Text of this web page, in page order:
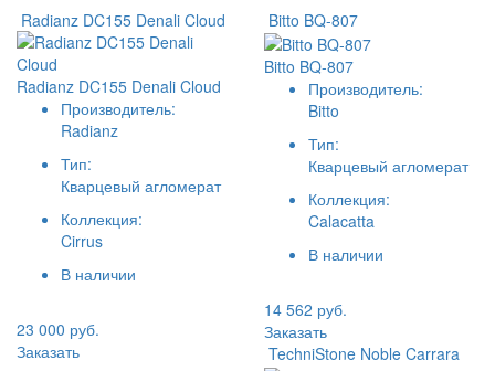
Radianz DC155 Denali Cloud
Radianz DC155 Denali Cloud
Производитель:
Radianz
Тип:
Кварцевый агломерат
Коллекция:
Cirrus
В наличии
23 000 руб.
Заказать
Bitto BQ-807
Bitto BQ-807
Производитель:
Bitto
Тип:
Кварцевый агломерат
Коллекция:
Calacatta
В наличии
14 562 руб.
Заказать
TechniStone Noble Carrara